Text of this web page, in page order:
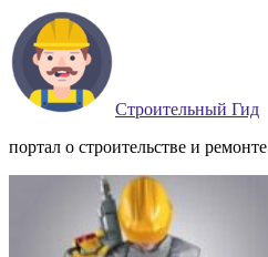
Строительный Гид
портал о строительстве и ремонте